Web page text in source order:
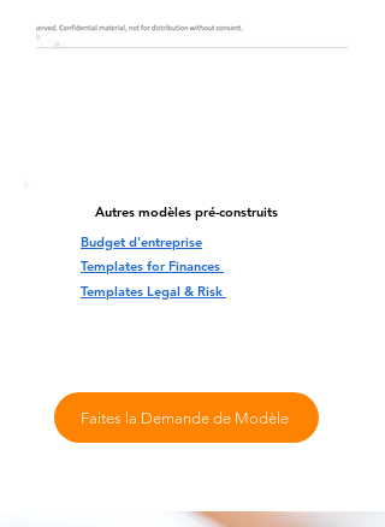
Autres modèles pré-construits
Budget d'entreprise
Templates for Finances
Templates Legal & Risk
Faites la Demande de Modèle